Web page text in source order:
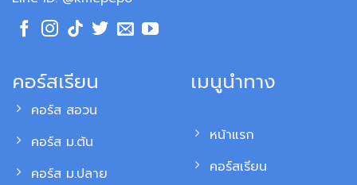
คอร์สเรียน
คอร์ส สอวน
คอร์ส ม.ต้น
คอร์ส ม.ปลาย
เมนูนำทาง
หน้าแรก
คอร์สเรียน